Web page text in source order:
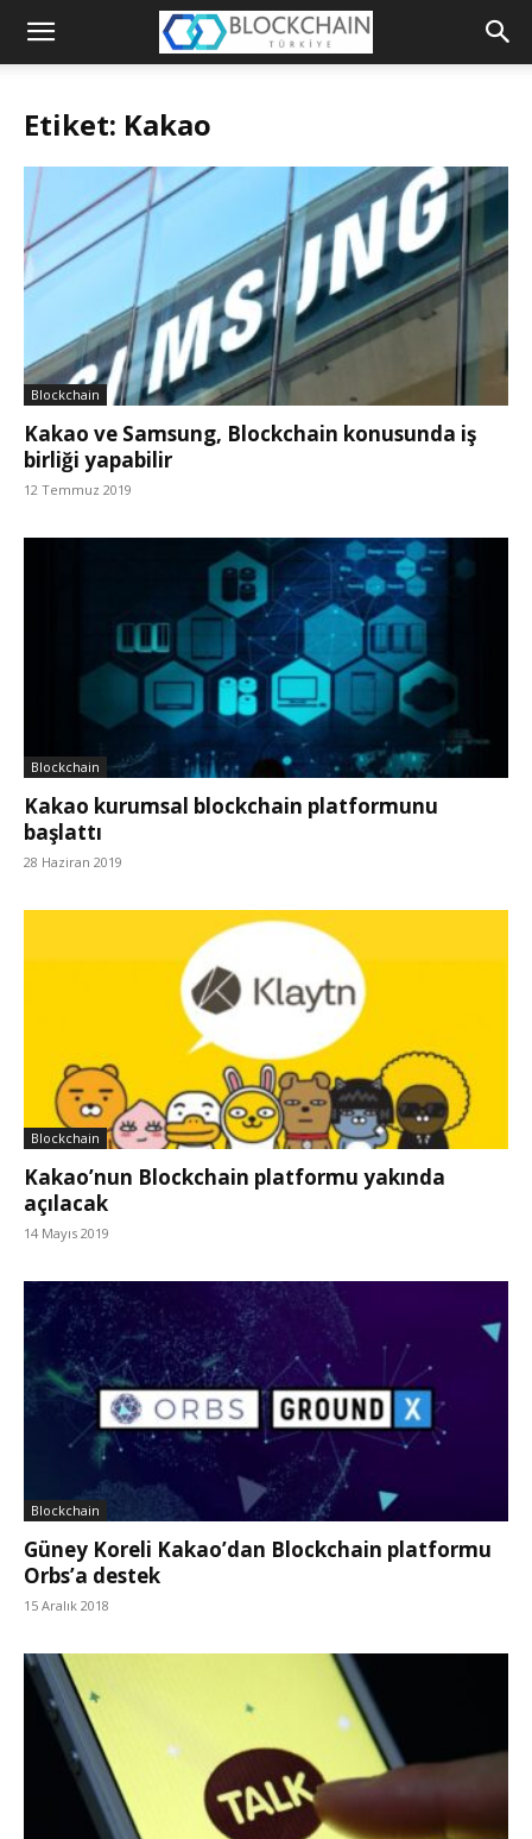
Blockchain
Etiket: Kakao
Blockchain
Kakao ve Samsung, Blockchain konusunda iş
birliği yapabilir
12 Temmuz 2019
Blockchain
Kakao kurumsal blockchain platformunu
başlattı
28 Haziran 2019
Blockchain
Kakao’nun Blockchain platformu yakında
açılacak
14 Mayıs 2019
Blockchain
Güney Koreli Kakao’dan Blockchain platformu
Orbs’a destek
15 Aralık 2018